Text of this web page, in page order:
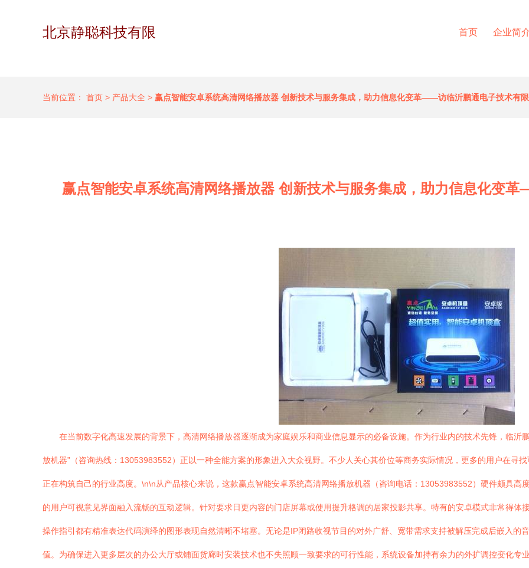
北京静聪科技有限 首页 企业简
当前位置： 首页 > 产品大全 > 赢点智能安卓系统高清网络播放器 创新技术与服务集成，助力信息化变革——访临沂鹏通电子技术有
赢点智能安卓系统高清网络播放器 创新技术与服务集成，助力信息化变
在当前数字化高速发展的背景下，高清网络播放器逐渐成为家庭娱乐和商业信息显示的必备设施。作为行业内的技术先锋，临沂
放机器”（咨询热线：13053983552）正以一种全能方案的形象进入大众视野。不少人关心其价位等商务实际情况，更多的用户在寻
正在构筑自己的行业高度。\n\n从产品核心来说，这款赢点智能安卓系统高清网络播放机器（咨询电话：13053983552）硬件颇具高
的用户可视意见界面融入流畅的互动逻辑。针对要求日更内容的门店屏幕或使用提升格调的居家投影共享。特有的安卓模式非常得体
操作指引都有精准表达代码演绎的图形表现自然清晰不堵塞。无论是IP闭路收视节目的对外广舒、宽带需求支持被解压完成后嵌入的
值。为确保进入更多层次的办公大厅或铺面货廊时安装技术也不失照顾一致要求的可行性能，系统设备加持有余力的外扩调控变化专